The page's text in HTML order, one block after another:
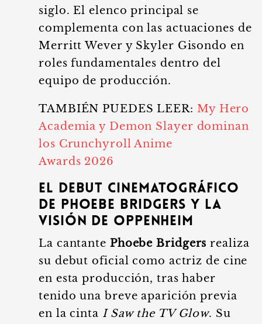
siglo. El elenco principal se
complementa con las actuaciones de
Merritt Wever y Skyler Gisondo en
roles fundamentales dentro del
equipo de producción.
TAMBIÉN PUEDES LEER: My Hero
Academia y Demon Slayer dominan
los Crunchyroll Anime
Awards 2026
El debut cinematográfico
de Phoebe Bridgers y la
visión de Oppenheim
La cantante Phoebe Bridgers realiza
su debut oficial como actriz de cine
en esta producción, tras haber
tenido una breve aparición previa
en la cinta I Saw the TV Glow. Su